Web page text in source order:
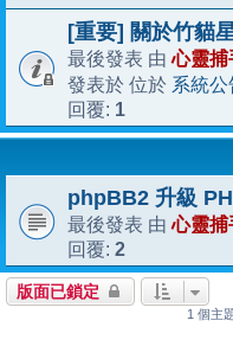
[重要] 關於竹貓
最後發表 由心靈捕
發表於 位於 系統公
回覆: 1
phpBB2 升級
最後發表 由心靈捕
回覆: 2
版面已鎖定
1 個主